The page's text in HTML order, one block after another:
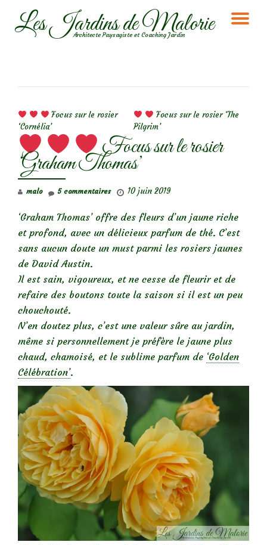
AllerLes Jardins de Malorie
Architecte Paysagiste et Coaching Jardin
Focus sur le rosier
‘Cornélia’
Focus sur le rosier ‘The
Pilgrim’
Focus sur le rosier
‘Graham Thomas’
malo 10 juin 2019
5 commentaires
‘Graham Thomas’ offre des fleurs d’un jaune riche
et profond, avec un délicieux parfum de thé. C’est
sans aucun doute un must parmi les rosiers jaunes
de David Austin.
Il est sain, vigoureux, et ne cesse de fleurir et de
refaire des boutons toute la saison si il est un peu
chouchouté.
N’en doutez plus, c’est une valeur sûre au jardin,
même si personnellement je préfère le jaune plus
chaud, chamoisé, et le sublime parfum de ‘Golden
Célébration’.